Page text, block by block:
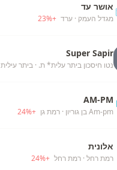
אושר עד
מגדל העמק · ערד +
23%
Super Sapir
נטו חיסכון ביתר עלית* ת. · ביתר עילית
AM-PM
Am-pm בן גוריון · רמת גן +
24%
אלונית
רמת רחל · רמת רחל +
24%